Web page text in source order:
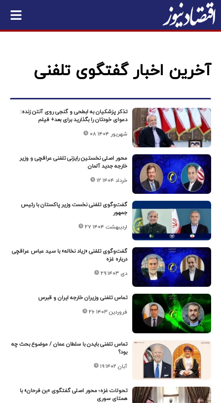
آخرین اخبار گفتگوی تلفنی
تذکر پزشکیان به ابطحی و گنجی روی آنتن زنده:
دعوای خودتان را بگذارید برای بعد+ فیلم
۰۸ شهریور ۱۴۰۴
محور اصلی نخستین رایزنی تلفنی عراقچی و وزیر
خارجه جدید آلمان
۱۲ خرداد ۱۴۰۴
گفت‌وگوی تلفنی نخست وزیر پاکستان با رئیس
جمهور
۲۷ اردیبهشت ۱۴۰۴
گفت‌وگوی تلفنی «زیاد نخاله» با سید عباس عراقچی
درباره غزه
۲۹ دی ۱۴۰۳
تماس تلفنی وزیران خارجه ایران و قبرس
۲۶ فروردین ۱۴۰۳
تماس تلفنی بایدن با سلطان عمان / موضوع بحث چه
بود؟
۱۹ آبان ۱۴۰۲
تحولات غزه؛ محور اصلی گفتگوی «بن فرحان» با
همتای سوری